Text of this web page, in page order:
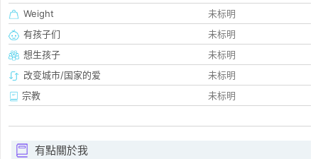
Weight
未标明
有孩子们
未标明
想生孩子
未标明
改变城市/国家的爱
未标明
宗教
未标明
有點關於我